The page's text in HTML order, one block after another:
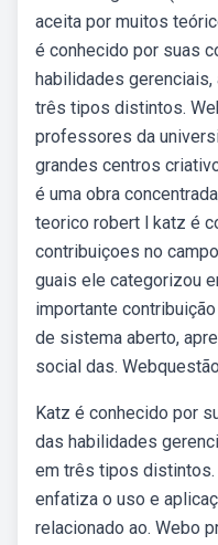
aceita por muitos
é conhecido por suas
habilidades
três tipos distintos.
professores da
grandes centros
é uma obra
teorico robert l katz é
contribuiçoes no
guais ele categorizou
importante
de sistema aberto,
social das.
Katz é conhecido por
das habilidades
em três tipos
enfatiza o uso e
relacionado ao. Webo